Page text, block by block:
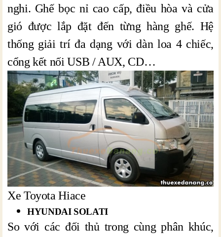
nghi. Ghế bọc nỉ cao cấp, điều hòa và cửa
gió được lắp đặt đến từng hàng ghế. Hệ
thống giải trí đa dạng với dàn loa 4 chiếc,
cổng kết nối USB / AUX, CD…
Xe Toyota Hiace
HYUNDAI SOLATI
So với các đối thủ trong cùng phân khúc,